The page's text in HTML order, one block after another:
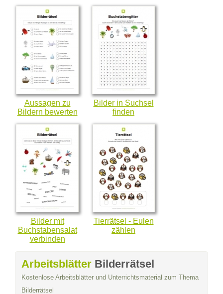
Aussagen zu
Bildern bewerten
Bilder in Suchsel
finden
Bilder mit
Buchstabensalat
verbinden
Tierrätsel - Eulen
zählen
Arbeitsblätter Bilderrätsel
Kostenlose Arbeitsblätter und Unterrichtsmaterial zum Thema
Bilderrätsel